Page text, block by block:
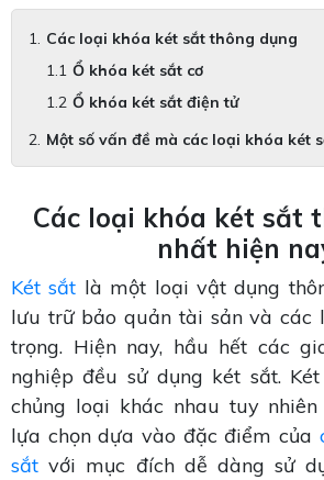
Các loại khóa két sắt thông dụng
Ổ khóa két sắt cơ
Ổ khóa két sắt điện tử
Một số vấn đề mà các loại khóa két
Các loại khóa két sắt
nhất hiện
Két sắt là một loại vật dụng
lưu trữ bảo quản tài sản và các
trọng. Hiện nay, hầu hết các
nghiệp đều sử dụng két sắt.
chủng loại khác nhau tuy
lựa chọn dựa vào đặc điểm của
sắt với mục đích dễ dàng sử